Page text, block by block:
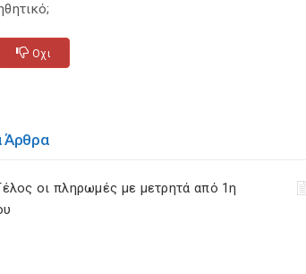
Οχι
Άρθρα
οι πληρωμές με μετρητά από 1η